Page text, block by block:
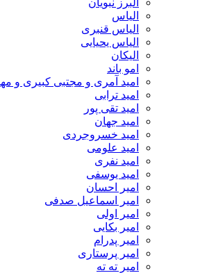
الیاس قنبرى
الیاس یحیایی
امو باند
امید آمری و مجتبی کبیری و مهدى مقدم
امید ترابی
امید تقی پور
امید جهان
امید خسروجردی
امید علومی
امید نفری
امید یوسفی
امیر احسان
امیر اسماعیل صدفی
امیر اولی
امیر بکایی
امیر پدرام
امیر پرستاری
امیر ته ته